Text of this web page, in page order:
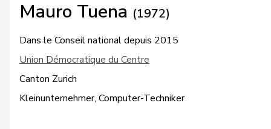
Mauro Tuena (1972)
Dans le Conseil national depuis 2015
Union Démocratique du Centre
Canton Zurich
Kleinunternehmer, Computer-Techniker